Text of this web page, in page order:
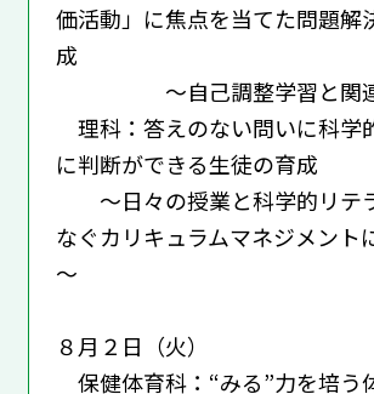
価活動」に焦点を当てた問題解
成
～自己調整学習と関連
理科：答えのない問いに科学
に判断ができる生徒の育成
～日々の授業と科学的リテ
なぐカリキュラムマネジメント
～
８月２日（火）
保健体育科：“みる”力を培う